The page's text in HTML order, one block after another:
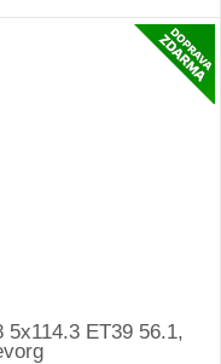
ET39 56.1,